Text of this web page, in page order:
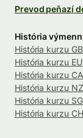
Prevod peňazí
História
História kurzu
História kurzu
História kurzu
História kurzu
História kurzu
História kurzu